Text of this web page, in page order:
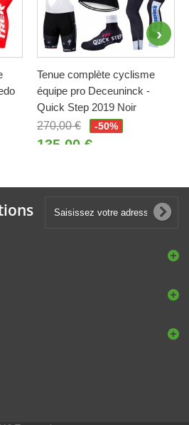
Tenue complète cyclisme
équipe pro Deceuninck -
Quick Step 2019 Noir
270,00 €
-50%
135,00 €